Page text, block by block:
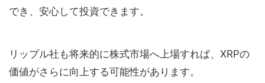
でき、安心して投資できます。
リップル社も将来的に株式市場へ上場すれば、XRPの
価値がさらに向上する可能性があります。